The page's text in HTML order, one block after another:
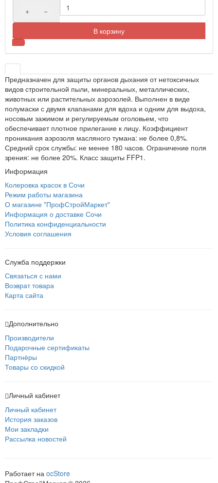
+
−
В корзину
Предназначен для защиты органов дыхания от нетоксичных
видов строительной пыли, минеральных, металлических,
животных или растительных аэрозолей. Выполнен в виде
полумаски с двумя клапанами для вдоха и одним для выдоха,
носовым зажимом и регулируемым оголовьем, что
обеспечивает плотное прилегание к лицу. Коэффициент
проникания аэрозоля масляного тумана: не более 0,8%.
Средний срок службы: не менее 180 часов. Ограничение поля
зрения: не более 20%. Класс защиты FFP1.
Информация
Колеровка красок в Сочи
Режим работы магазина
О магазине "ПрофСтройМаркет"
Информация о доставке Сочи
Политика конфиденциальности
Условия соглашения
Служба поддержки
Связаться с нами
Возврат товара
Карта сайта
Дополнительно
Производители
Подарочные сертификаты
Партнёры
Товары со скидкой
Личный кабинет
Личный кабинет
История заказов
Мои закладки
Рассылка новостей
Работает на ocStore